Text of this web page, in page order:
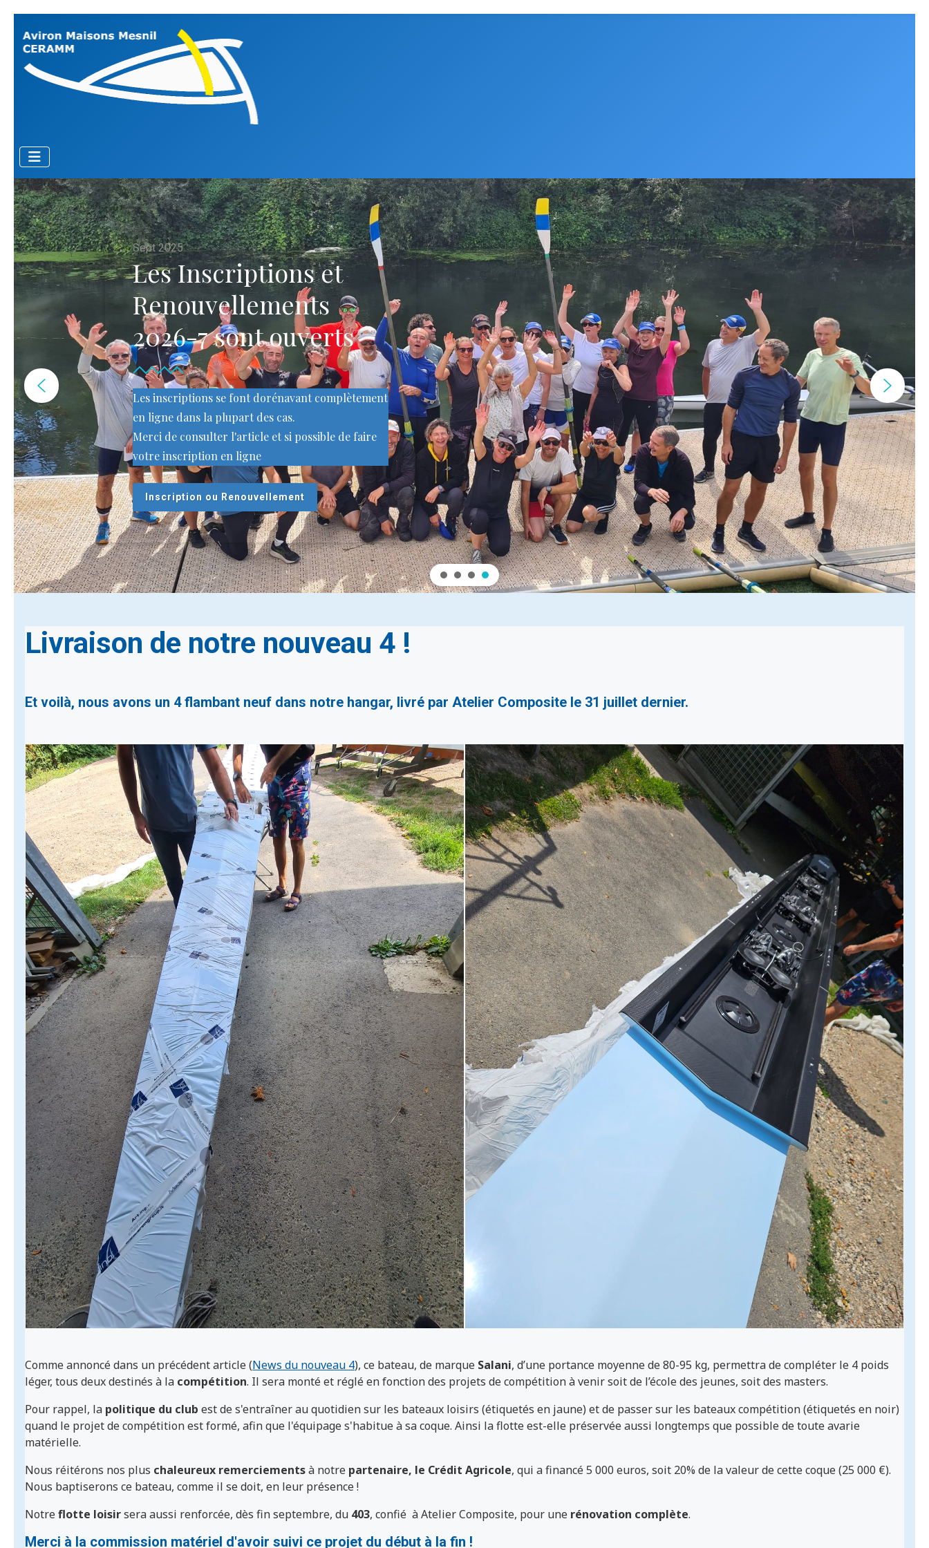
Sept 2025
Les Inscriptions et
Renouvellements
2026-7 sont ouverts
Les inscriptions se font dorénavant complètement
en ligne dans la plupart des cas.
Merci de consulter l'article et si possible de faire
votre inscription en ligne
Inscription ou Renouvellement
Livraison de notre nouveau 4 !
Et voilà, nous avons un 4 flambant neuf dans notre hangar, livré par Atelier Composite le 31 juillet dernier.
Comme annoncé dans un précédent article (News du nouveau 4), ce bateau, de marque Salani, d’une portance moyenne de 80-95 kg, permettra de compléter le 4 poids
léger, tous deux destinés à la compétition. Il sera monté et réglé en fonction des projets de compétition à venir soit de l’école des jeunes, soit des masters.
Pour rappel, la politique du club est de s'entraîner au quotidien sur les bateaux loisirs (étiquetés en jaune) et de passer sur les bateaux compétition (étiquetés en noir)
quand le projet de compétition est formé, afin que l'équipage s'habitue à sa coque. Ainsi la flotte est-elle préservée aussi longtemps que possible de toute avarie
matérielle.
Nous réitérons nos plus chaleureux remerciementsà notre partenaire, le Crédit Agricole, qui a financé 5 000 euros, soit 20% de la valeur de cette coque (25 000 €).
Nous baptiserons ce bateau, comme il se doit, en leur présence !
Notreflotte loisirsera aussi renforcée, dès fin septembre, du 403, confié à Atelier Composite, pour une rénovation complète.
Merci à la commission matériel d'avoir suivi ce projet du début à la fin !